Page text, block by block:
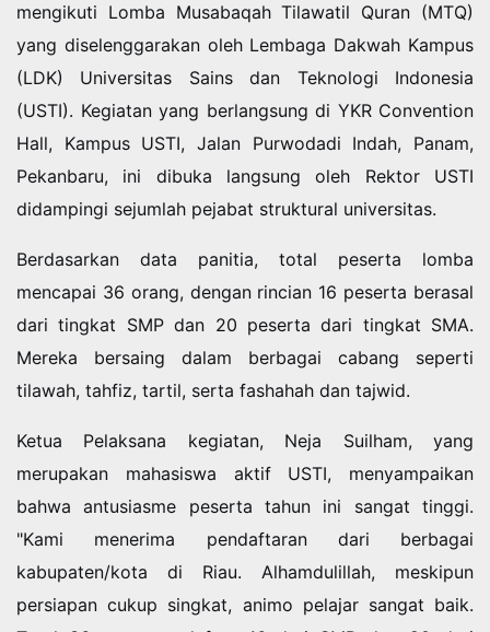
mengikuti Lomba Musabaqah Tilawatil Quran (MTQ)
yang diselenggarakan oleh Lembaga Dakwah Kampus
(LDK) Universitas Sains dan Teknologi Indonesia
(USTI). Kegiatan yang berlangsung di YKR Convention
Hall, Kampus USTI, Jalan Purwodadi Indah, Panam,
Pekanbaru, ini dibuka langsung oleh Rektor USTI
didampingi sejumlah pejabat struktural universitas.
Berdasarkan data panitia, total peserta lomba
mencapai 36 orang, dengan rincian 16 peserta berasal
dari tingkat SMP dan 20 peserta dari tingkat SMA.
Mereka bersaing dalam berbagai cabang seperti
tilawah, tahfiz, tartil, serta fashahah dan tajwid.
Ketua Pelaksana kegiatan, Neja Suilham, yang
merupakan mahasiswa aktif USTI, menyampaikan
bahwa antusiasme peserta tahun ini sangat tinggi.
"Kami menerima pendaftaran dari berbagai
kabupaten/kota di Riau. Alhamdulillah, meskipun
persiapan cukup singkat, animo pelajar sangat baik.